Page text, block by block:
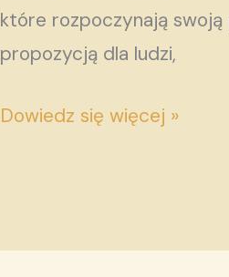
które rozpoczynają
propozycją dla ludzi,
Dowiedz się więcej »